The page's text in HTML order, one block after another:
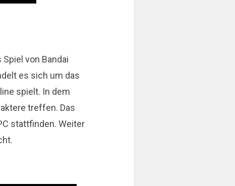
von Bandai
es sich um das
spielt. In dem
treffen. Das
stattfinden. Weiter